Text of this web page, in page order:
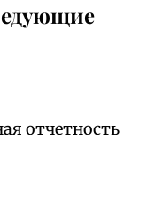
отчетность